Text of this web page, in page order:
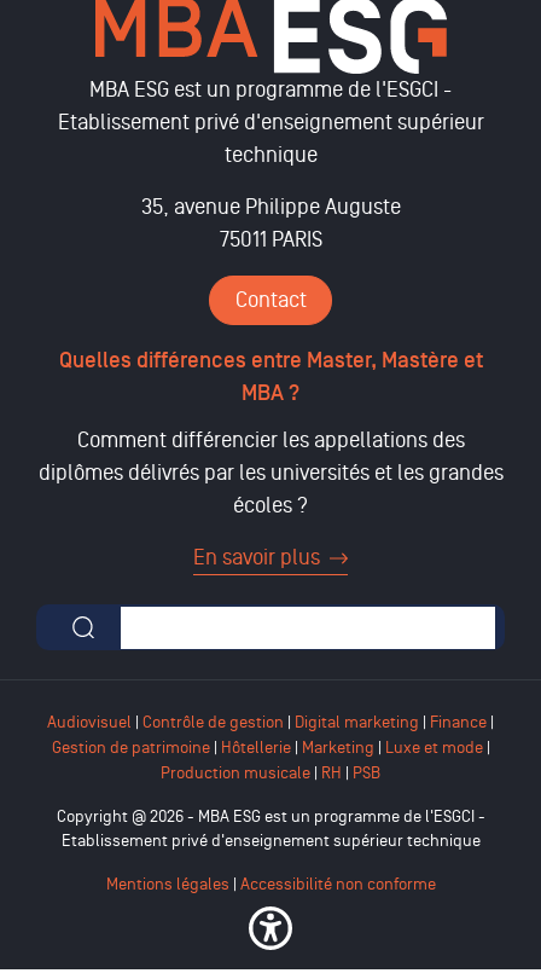
MBA ESG est un programme de l'ESGCI -
Etablissement privé d'enseignement supérieur
technique
35, avenue Philippe Auguste
75011 PARIS
Contact
Quelles différences entre Master, Mastère et
MBA ?
Comment différencier les appellations des
diplômes délivrés par les universités et les grandes
écoles ?
En savoir plus
Formulaire de recherche
Audiovisuel | Contrôle de gestion | Digital marketing | Finance |
Gestion de patrimoine| Hôtellerie| Marketing | Luxe et mode|
Production musicale | RH | PSB
Copyright @ 2026 - MBA ESG est un programme de l'ESGCI -
Etablissement privé d'enseignement supérieur technique
Mentions légales Accessibilité non conforme